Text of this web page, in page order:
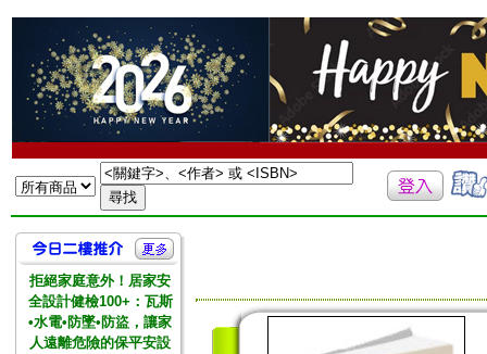
拒絕家庭意外！居家安
全設計健檢100+：瓦斯
•水電•防墜•防盜，讓家
人遠離危險的保平安設